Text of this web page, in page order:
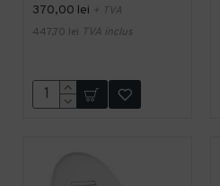
370,00 lei + TVA
447,70 lei TVA inclus